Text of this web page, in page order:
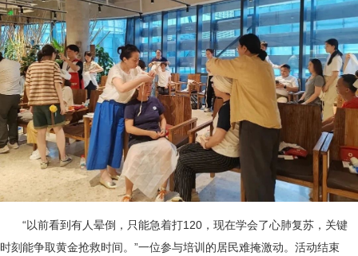
“以前看到有人晕倒，只能急着打120，现在学会了心肺复苏，关键
时刻能争取黄金抢救时间。”一位参与培训的居民难掩激动。活动结束